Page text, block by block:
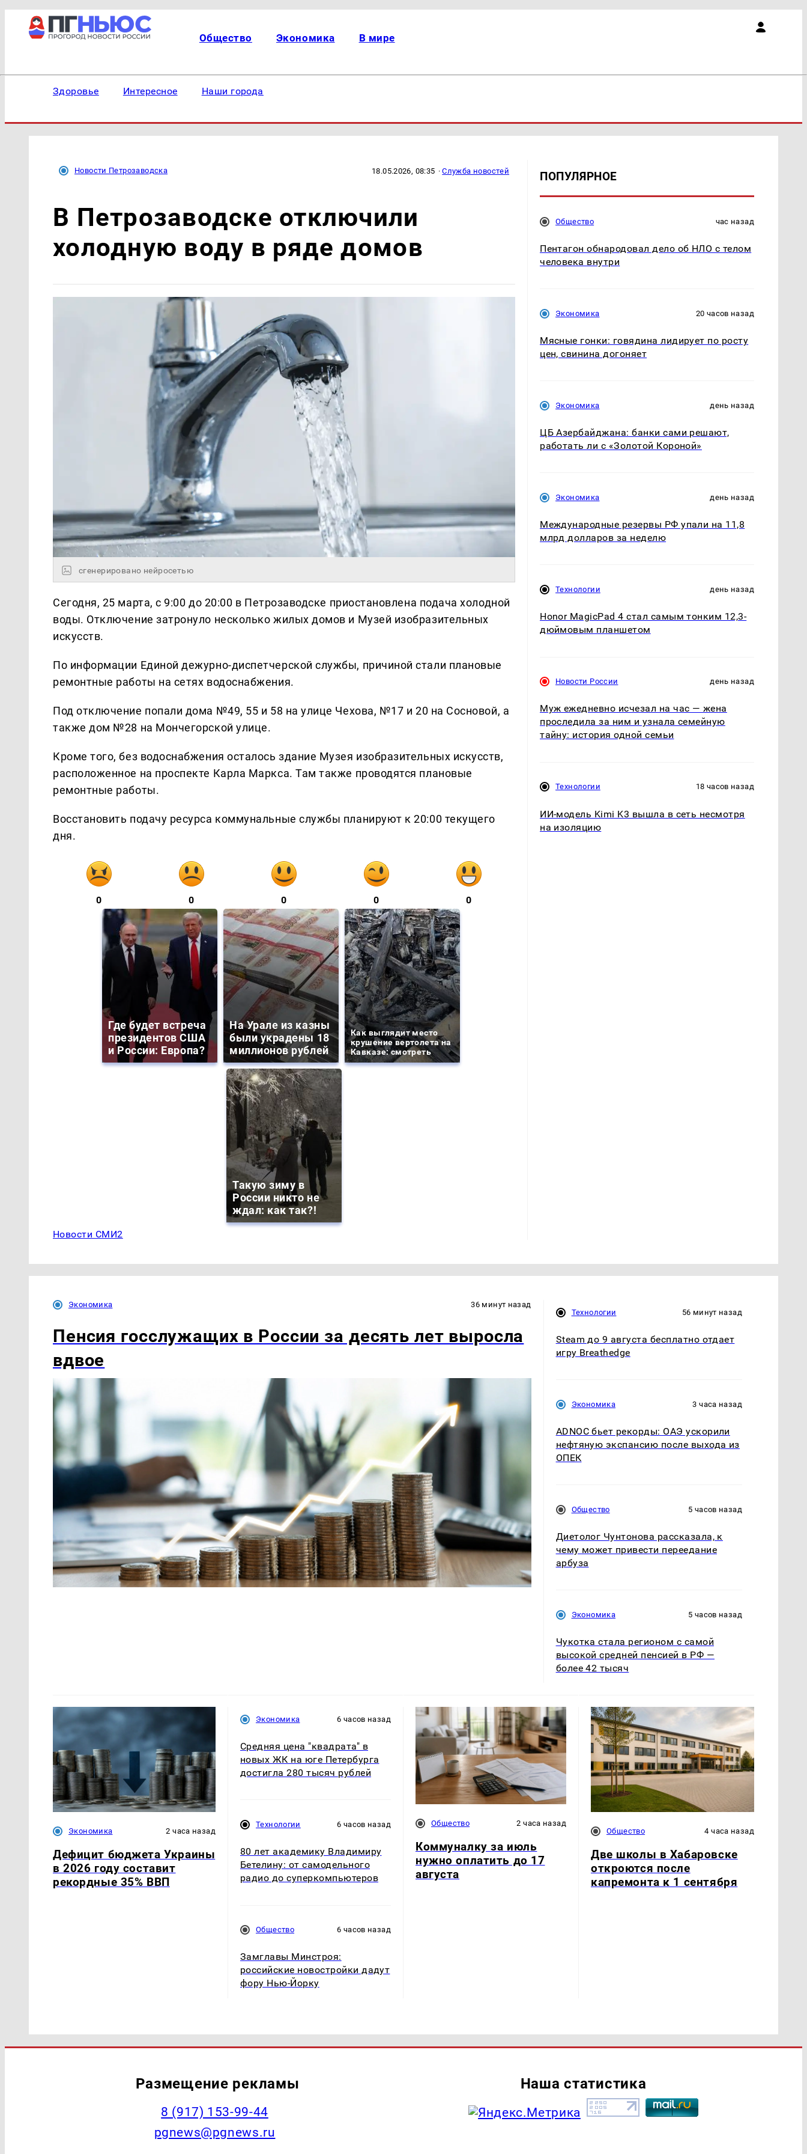
Общество Экономика В мире
Здоровье Интересное Наши города
Новости Петрозаводска 18.05.2026, 08:35 ·Служба новостей
В Петрозаводске отключили
холодную воду в ряде домов
сгенерировано нейросетью
Сегодня, 25 марта, с 9:00 до 20:00 в Петрозаводске приостановлена подача холодной
воды. Отключение затронуло несколько жилых домов и Музей изобразительных
искусств.
По информации Единой дежурно-диспетчерской службы, причиной стали плановые
ремонтные работы на сетях водоснабжения.
Под отключение попали дома №49, 55 и 58 на улице Чехова, №17 и 20 на Сосновой, а
также дом №28 на Мончегорской улице.
Кроме того, без водоснабжения осталось здание Музея изобразительных искусств,
расположенное на проспекте Карла Маркса. Там также проводятся плановые
ремонтные работы.
Восстановить подачу ресурса коммунальные службы планируют к 20:00 текущего
дня.
0 0 0 0 0
Где будет встреча
президентов США
и России: Европа?
На Урале из казны
были украдены 18
миллионов рублей
Как выглядит место
крушение вертолета на
Кавказе: смотреть
Такую зиму в
России никто не
ждал: как так?!
Новости СМИ2
ПОПУЛЯРНОЕ
Общество час назад
Пентагон обнародовал дело об НЛО с телом
человека внутри
Экономика 20 часов назад
Мясные гонки: говядина лидирует по росту
цен, свинина догоняет
Экономика день назад
ЦБ Азербайджана: банки сами решают,
работать ли с «Золотой Короной»
Экономика день назад
Международные резервы РФ упали на 11,8
млрд долларов за неделю
Технологии день назад
Honor MagicPad 4 стал самым тонким 12,3-
дюймовым планшетом
Новости России день назад
Муж ежедневно исчезал на час — жена
проследила за ним и узнала семейную
тайну: история одной семьи
Технологии 18 часов назад
ИИ-модель Kimi K3 вышла в сеть несмотря
на изоляцию
Экономика 36 минут назад
Пенсия госслужащих в России за десять лет выросла
вдвое
Технологии 56 минут назад
Steam до 9 августа бесплатно отдает
игру Breathedge
Экономика 3 часа назад
ADNOC бьет рекорды: ОАЭ ускорили
нефтяную экспансию после выхода из
ОПЕК
Общество 5 часов назад
Диетолог Чунтонова рассказала, к
чему может привести переедание
арбуза
Экономика 5 часов назад
Чукотка стала регионом с самой
высокой средней пенсией в РФ —
более 42 тысяч
Экономика 2 часа назад
Дефицит бюджета Украины
в 2026 году составит
рекордные 35% ВВП
Экономика 6 часов назад
Средняя цена "квадрата" в
новых ЖК на юге Петербурга
достигла 280 тысяч рублей
Технологии 6 часов назад
80 лет академику Владимиру
Бетелину: от самодельного
радио до суперкомпьютеров
Общество 6 часов назад
Замглавы Минстроя:
российские новостройки дадут
фору Нью-Йорку
Общество 2 часа назад
Коммуналку за июль
нужно оплатить до 17
августа
Общество 4 часа назад
Две школы в Хабаровске
откроются после
капремонта к 1 сентября
Размещение рекламы
‭8 (917) 153-99-44
pgnews@pgnews.ru
Наша статистика